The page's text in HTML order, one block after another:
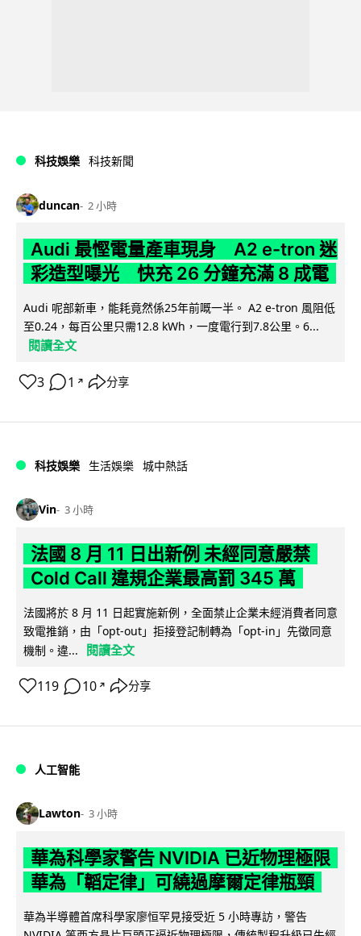
科技娛樂 科技新聞
duncan 2 小時
Audi 最慳電量產車現身 A2 e-tron 迷
彩造型曝光 快充 26 分鐘充滿 8 成電
Audi 呢部新車，能耗竟然係25年前嘅一半。 A2 e-tron 風阻低
至0.24，每百公里只需12.8 kWh，一度電行到7.8公里。6...
閱讀全文
3 1 ↗ 分享
科技娛樂 生活娛樂 城中熱話
Vin 3 小時
法國 8 月 11 日出新例 未經同意嚴禁
Cold Call 違規企業最高罰 345 萬
法國將於 8 月 11 日起實施新例，全面禁止企業未經消費者同意
致電推銷，由「opt-out」拒接登記制轉為「opt-in」先徵同意
機制。違...
閱讀全文
119 10 ↗ 分享
人工智能
Lawton 3 小時
華為科學家警告 NVIDIA 已近物理極限
華為「韜定律」可繞過摩爾定律瓶頸
華為半導體首席科學家廖恒罕見接受近 5 小時專訪，警告